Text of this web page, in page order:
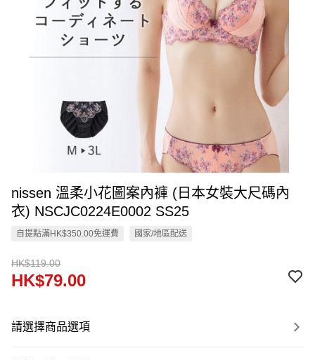
nissen 溫柔小花圖案內褲 (日本女裝大尺碼內
衣) NSCJC0224E0002 SS25
自提點滿HK$350.00免運費 國家/地區配送
HK$119.00
HK$79.00
請選擇商品選項